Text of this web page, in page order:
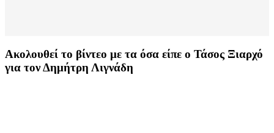
Ακολουθεί το βίντεο με τα όσα είπε ο Τάσος Ξιαρχό
για τον Δημήτρη Λιγνάδη